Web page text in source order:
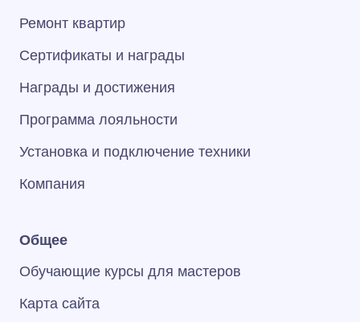
Ремонт квартир
Сертификаты и награды
Награды и достижения
Программа лояльности
Установка и подключение техники
Компания
Общее
Обучающие курсы для мастеров
Карта сайта